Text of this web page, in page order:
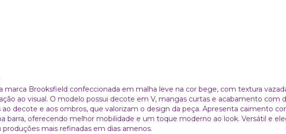
marca Brooksfield confeccionada em malha leve na cor bege, com textura
ao visual. O modelo possui decote em V, mangas curtas e acabamento com
decote e aos ombros, que valorizam o design da peça. Apresenta caimento
barra, oferecendo melhor mobilidade e um toque moderno ao look. Versátil e
produções mais refinadas em dias amenos.